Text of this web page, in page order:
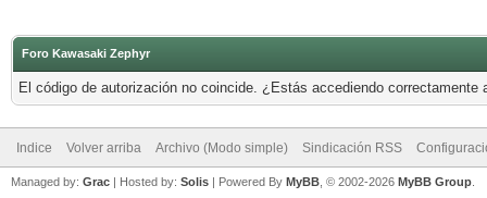
Foro Kawasaki Zephyr
El código de autorización no coincide. ¿Estás accediendo
Indice Volver arriba Archivo (Modo simple) Sindicación RSS
Managed by: Grac | Hosted by: Solis | Powered By MyBB , © 2002-2026 MyBB Group